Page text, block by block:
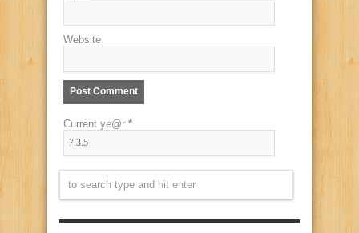
Website
Current ye@r *